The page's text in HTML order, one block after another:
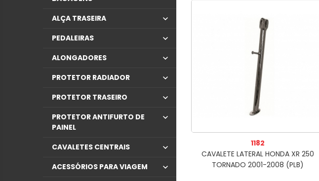
ALÇA TRASEIRA
PEDALEIRAS
ALONGADORES
PROTETOR RADIADOR
PROTETOR TRASEIRO
PROTETOR ANTIFURTO DE
PAINEL
CAVALETES CENTRAIS
ACESSÓRIOS PARA VIAGEM
1182
CAVALETE LATERAL HONDA XR 250
TORNADO 2001-2008 (PLB)